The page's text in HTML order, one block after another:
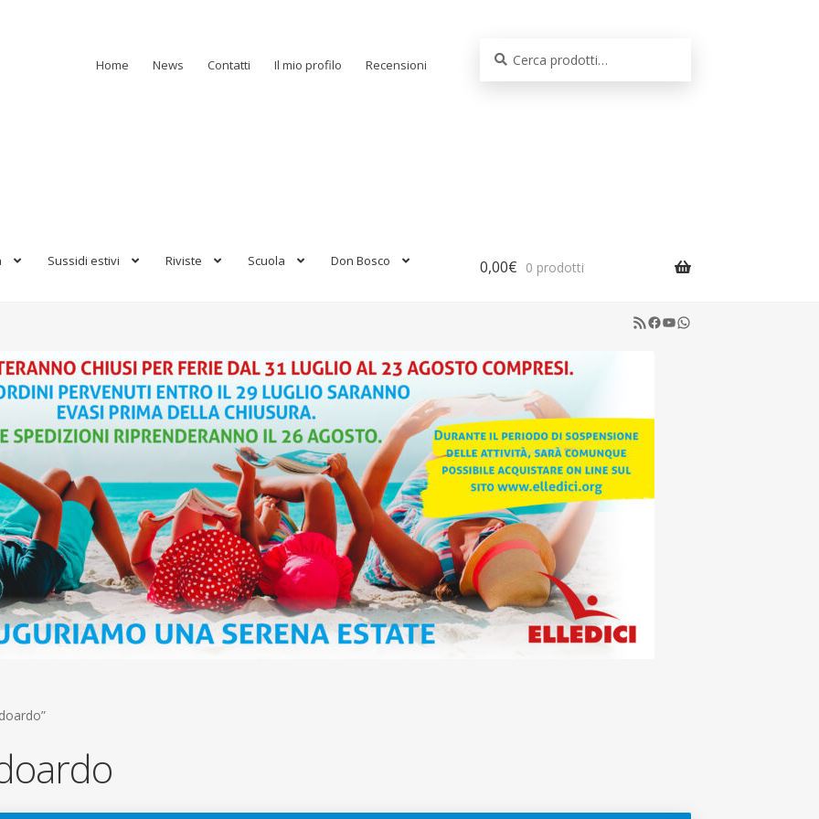
Home News Contatti Il mio profilo Recensioni
Sussidi estivi Riviste Scuola Don Bosco 0,00€ 0 prodotti
RSS Feed
Facebook
YouTube
WhatsApp